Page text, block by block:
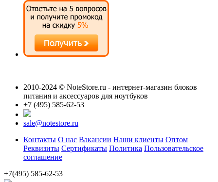
2010-2024 © NoteStore.ru - интернет-магазин блоков
питания и аксессуаров для ноутбуков
+7 (495) 585-62-53
sale@notestore.ru
Контакты О нас Вакансии Наши клиенты Оптом
Реквизиты Сертификаты Политика Пользовательское
соглашение
+7(495) 585-62-53